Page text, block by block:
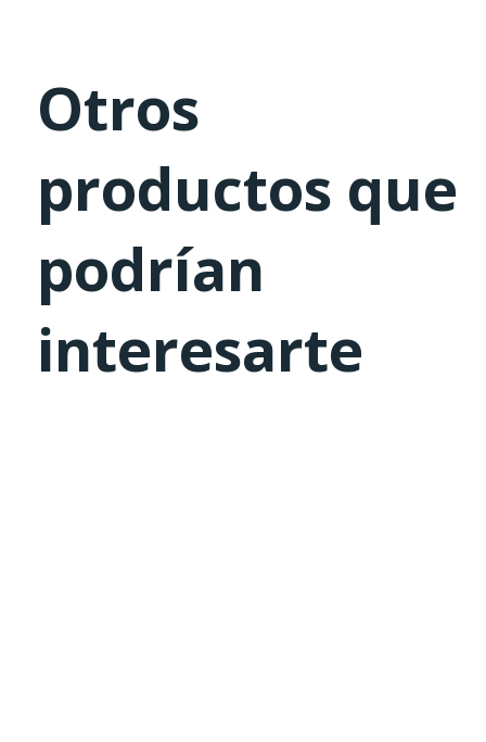
Otros
productos que
podrían
interesarte